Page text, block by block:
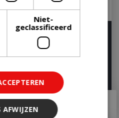
Barilo Top Inbouw
€ 449,00
€411,99
Let op: bijna uitverkocht!
Niet-
geclassificeerd
AFWIJZEN